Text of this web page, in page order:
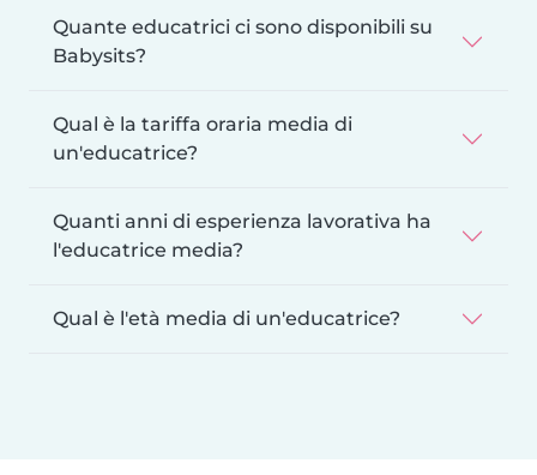
Quante educatrici ci sono disponibili su
Babysits?
Qual è la tariffa oraria media di
un'educatrice?
Quanti anni di esperienza lavorativa ha
l'educatrice media?
Qual è l'età media di un'educatrice?